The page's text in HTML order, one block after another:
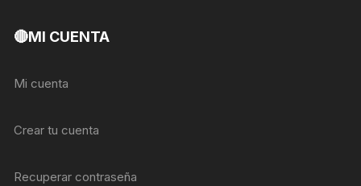
🔴MI CUENTA
Mi cuenta
Crear tu cuenta
Recuperar contraseña